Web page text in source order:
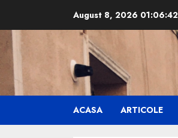
content
August 8, 2026 01:06:43
ACASA ARTICOLE